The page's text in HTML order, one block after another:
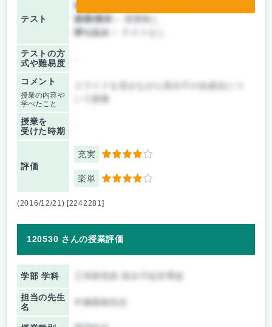
テスト
前期/中間：
後期/期末：
授業無し
持ち込み：
テストの方
式や難易度
コメント
授業の内容や
学べたこと
授業を
受けた時期
評価
充実 4
楽単 4
(2016/12/21) [2242281]
120530 さんの授業評価
学部 学科
担当の先生
名
中條善樹先生